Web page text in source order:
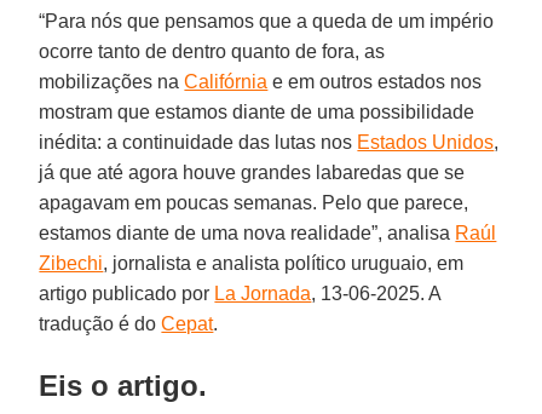
“Para nós que pensamos que a queda de um império
ocorre tanto de dentro quanto de fora, as
mobilizações naCalifórnia e em outros estados nos
mostram que estamos diante de uma possibilidade
inédita: a continuidade das lutas nos Estados Unidos,
já que até agora houve grandes labaredas que se
apagavam em poucas semanas. Pelo que parece,
estamos diante de uma nova realidade”, analisa Raúl
Zibechi, jornalista e analista político uruguaio, em
artigo publicado por La Jornada, 13-06-2025. A
tradução é doCepat.
Eis o artigo.